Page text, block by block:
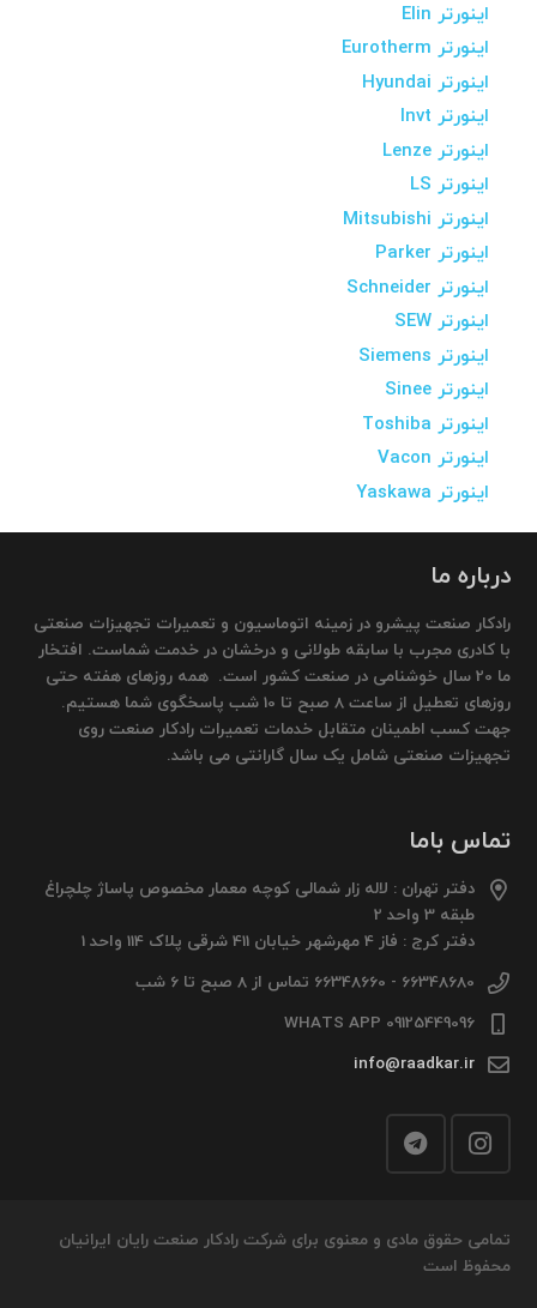
اینورتر Elin
اینورتر Eurotherm
اینورتر Hyundai
اینورتر Invt
اینورتر Lenze
اینورتر LS
اینورتر Mitsubishi
اینورتر Parker
اینورتر Schneider
اینورتر SEW
اینورتر Siemens
اینورتر Sinee
اینورتر Toshiba
اینورتر Vacon
اینورتر Yaskawa
درباره ما
رادکار صنعت پیشرو در زمینه اتوماسیون و تعمیرات تجهیزات صنعتی
با کادری مجرب با سابقه طولانی و درخشان در خدمت شماست. افتخار
ما 20 سال خوشنامی در صنعت کشور است. همه روزهای هفته حتی
روزهای تعطیل از ساعت 8 صبح تا 10 شب پاسخگوی شما هستیم.
جهت کسب اطمینان متقابل خدمات تعمیرات رادکار صنعت روی
تجهیزات صنعتی شامل یک سال گارانتی می باشد.
تماس باما
دفتر تهران : لاله زار شمالی کوچه معمار مخصوص پاساژ چلچراغ
طبقه 3 واحد 2
دفتر کرج : فاز 4 مهرشهر خیابان 411 شرقی پلاک 114 واحد 1
66348680 - 66348660 تماس از 8 صبح تا 6 شب
09125449096 WHATS APP
info@raadkar.ir
تمامی حقوق مادی و معنوی برای شرکت رادکار صنعت رایان ایرانیان
محفوظ است